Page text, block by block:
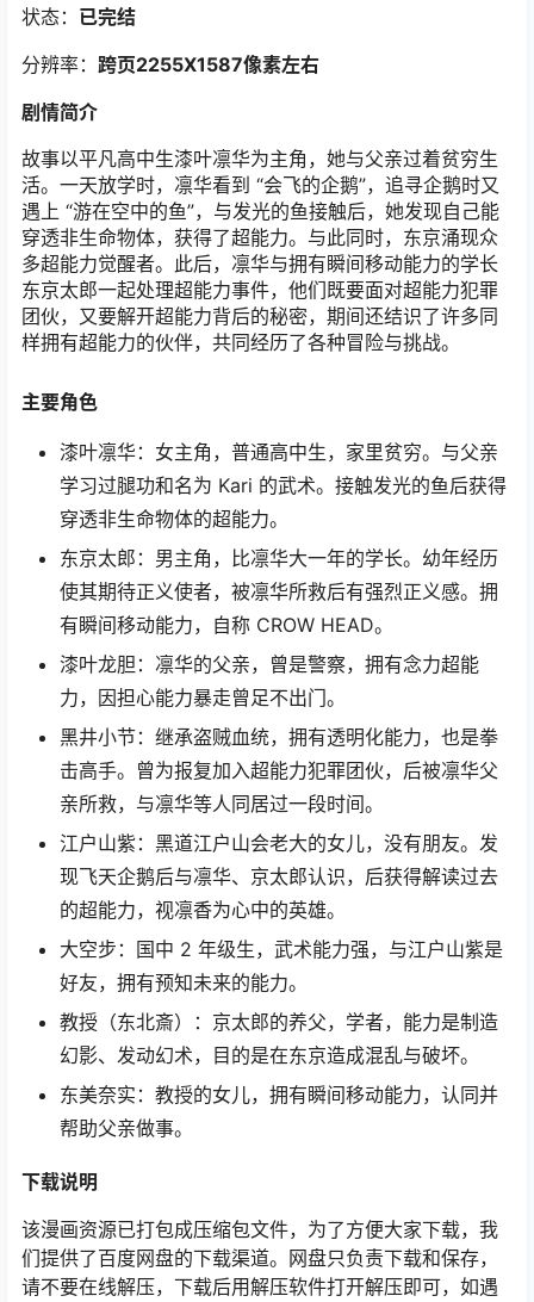
状态： 已完结
分辨率： 跨页2255X1587像素左右
剧情简介
故事以平凡高中生漆叶凛华为主角，她与父亲过着贫穷生
活。一天放学时，凛华看到 “会飞的企鹅”，追寻企鹅时又
遇上 “游在空中的鱼”，与发光的鱼接触后，她发现自己能
穿透非生命物体，获得了超能力。与此同时，东京涌现众
多超能力觉醒者。此后，凛华与拥有瞬间移动能力的学长
东京太郎一起处理超能力事件，他们既要面对超能力犯罪
团伙，又要解开超能力背后的秘密，期间还结识了许多同
样拥有超能力的伙伴，共同经历了各种冒险与挑战。
主要角色
漆叶凛华：女主角，普通高中生，家里贫穷。与父亲
学习过腿功和名为 Kari 的武术。接触发光的鱼后获得
穿透非生命物体的超能力。
东京太郎：男主角，比凛华大一年的学长。幼年经历
使其期待正义使者，被凛华所救后有强烈正义感。拥
有瞬间移动能力，自称 CROW HEAD。
漆叶龙胆：凛华的父亲，曾是警察，拥有念力超能
力，因担心能力暴走曾足不出门。
黑井小节：继承盗贼血统，拥有透明化能力，也是拳
击高手。曾为报复加入超能力犯罪团伙，后被凛华父
亲所救，与凛华等人同居过一段时间。
江户山紫：黑道江户山会老大的女儿，没有朋友。发
现飞天企鹅后与凛华、京太郎认识，后获得解读过去
的超能力，视凛香为心中的英雄。
大空步：国中 2 年级生，武术能力强，与江户山紫是
好友，拥有预知未来的能力。
教授（东北斎）：京太郎的养父，学者，能力是制造
幻影、发动幻术，目的是在东京造成混乱与破坏。
东美奈实：教授的女儿，拥有瞬间移动能力，认同并
帮助父亲做事。
下载说明
该漫画资源已打包成压缩包文件，为了方便大家下载，我
们提供了百度网盘的下载渠道。网盘只负责下载和保存，
请不要在线解压，下载后用解压软件打开解压即可，如遇